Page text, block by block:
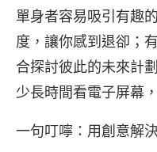
單身者容易吸引有趣
度，讓你感到退卻；
合探討彼此的未來計
少長時間看電子屏幕
一句叮嚀：用創意解